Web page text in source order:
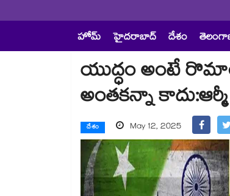
హోమ్ హైదరాబాద్ దేశం
యుద్ధం అంటే
అంతకన్నా
దేశం May 12, 2025